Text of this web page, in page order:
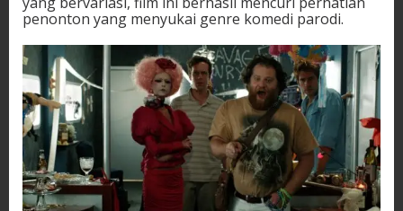
penonton yang menyukai genre komedi parodi.